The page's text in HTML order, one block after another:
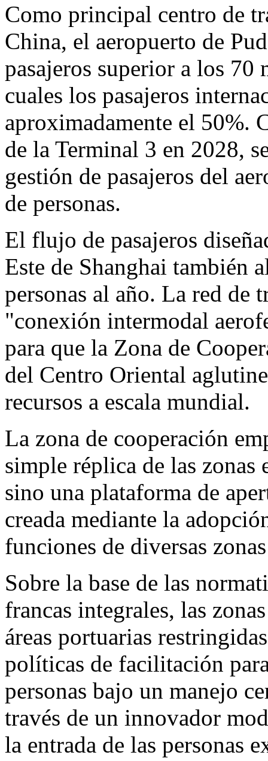
Como principal centro de
China, el aeropuerto de
pasajeros superior a los 70
cuales los pasajeros
aproximadamente el 50%.
de la Terminal 3 en 2028,
gestión de pasajeros del
de personas.
El flujo de pasajeros
Este de Shanghai también
personas al año. La red de
"conexión intermodal
para que la Zona de
del Centro Oriental
recursos a escala mundial.
La zona de cooperación
simple réplica de las zonas
sino una plataforma de
creada mediante la
funciones de diversas
Sobre la base de las
francas integrales, las
áreas portuarias
políticas de facilitación
personas bajo un manejo
través de un innovador
la entrada de las personas